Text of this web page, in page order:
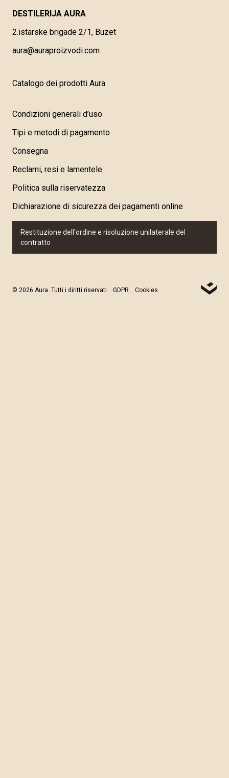
DESTILERIJA AURA
2.istarske brigade 2/1, Buzet
aura@auraproizvodi.com
Catalogo dei prodotti Aura
Condizioni generali d’uso
Tipi e metodi di pagamento
Consegna
Reclami, resi e lamentele
Politica sulla riservatezza
Dichiarazione di sicurezza dei pagamenti online
Restituzione dell'ordine e risoluzione unilaterale del
contratto
© 2026 Aura. Tutti i diritti riservati GDPR Cookies